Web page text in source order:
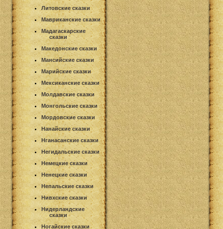
Литовские сказки
Мавриканские сказки
Мадагаскарские
сказки
Македонские сказки
Мансийские сказки
Марийские сказки
Мексиканские сказки
Молдавские сказки
Монгольские сказки
Мордовские сказки
Нанайские сказки
Нганасанские сказки
Негидальские сказки
Немецкие сказки
Ненецкие сказки
Непальские сказки
Нивхские сказки
Нидерландские
сказки
Ногайские сказки